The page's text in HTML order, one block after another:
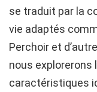
se traduit par la
vie adaptés
Perchoir et
nous explorerons
caractéristiques